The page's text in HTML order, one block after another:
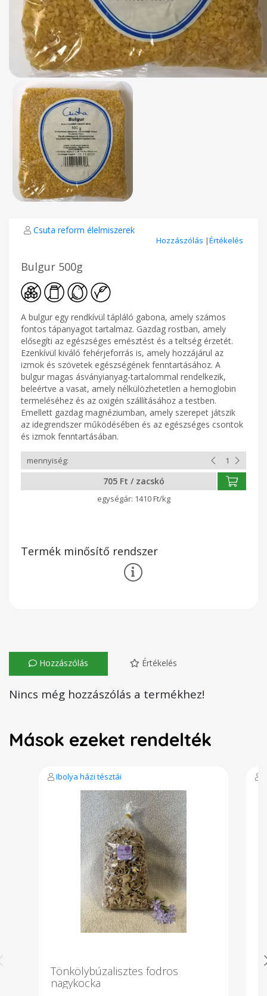
Csuta reform élelmiszerek
Hozzászólás |Értékelés
Bulgur 500g
A bulgur egy rendkívül tápláló gabona, amely számos
fontos tápanyagot tartalmaz. Gazdag rostban, amely
elősegíti az egészséges emésztést és a teltség érzetét.
Ezenkívül kiváló fehérjeforrás is, amely hozzájárul az
izmok és szövetek egészségének fenntartásához. A
bulgur magas ásványianyag-tartalommal rendelkezik,
beleértve a vasat, amely nélkülözhetetlen a hemoglobin
termeléséhez és az oxigén szállításához a testben.
Emellett gazdag magnéziumban, amely szerepet játszik
az idegrendszer működésében és az egészséges csontok
és izmok fenntartásában.
705 Ft / zacskó
1410 Ft/kg
Termék minősítő rendszer
Hozzászólás Értékelés
Nincs még hozzászólás a termékhez!
Mások ezeket rendelték
Ibolya házi tésztái
Tönkölybúzalisztes fodros
nagykocka